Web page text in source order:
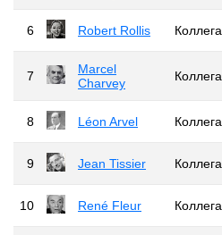
6 Robert Rollis Коллега
7
Marcel
Charvey
Коллега
8 Léon Arvel Коллега
9 Jean Tissier Коллега
10 René Fleur Коллега